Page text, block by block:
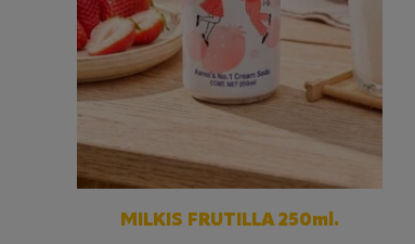
MILKIS FRUTILLA 250ml.